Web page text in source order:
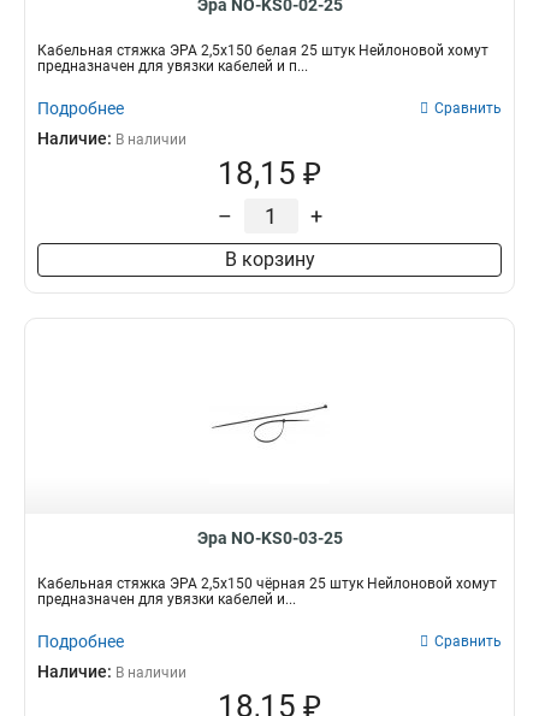
Эра NO-KS0-02-25
Кабельная стяжка ЭРА 2,5х150 белая 25 штук Нейлоновой хомут
предназначен для увязки кабелей и п...
Подробнее Сравнить
Наличие: В наличии
18,15 ₽
– +
В корзину
Эра NO-KS0-03-25
Кабельная стяжка ЭРА 2,5х150 чёрная 25 штук Нейлоновой хомут
предназначен для увязки кабелей и...
Подробнее Сравнить
Наличие: В наличии
18,15 ₽